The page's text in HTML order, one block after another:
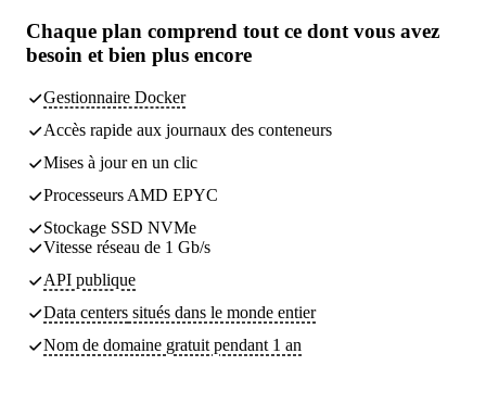
Chaque plan comprend tout ce dont vous avez
besoin et bien plus encore
Gestionnaire Docker
Accès rapide aux journaux des conteneurs
Mises à jour en un clic
Processeurs AMD EPYC
Stockage SSD NVMe
Vitesse réseau de 1 Gb/s
API publique
Data centers situés dans le monde entier
Nom de domaine gratuit pendant 1 an